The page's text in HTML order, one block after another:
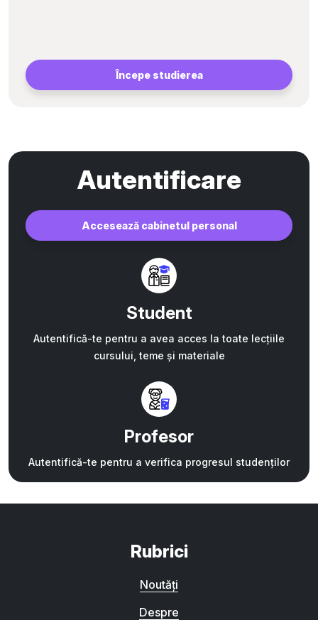
Începe studierea
Autentificare
Accesează cabinetul personal
Student
Autentifică-te pentru a avea acces la toate lecțiile
cursului, teme și materiale
Profesor
Autentifică-te pentru a verifica progresul studenților
Rubrici
Noutăți
Despre